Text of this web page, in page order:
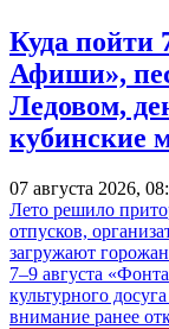
Куда пойти
Афиши»,
Ледовом,
кубинские
07 августа 2026,
Лето решило
отпусков,
загружают
7–9 августа
культурного
внимание ранее